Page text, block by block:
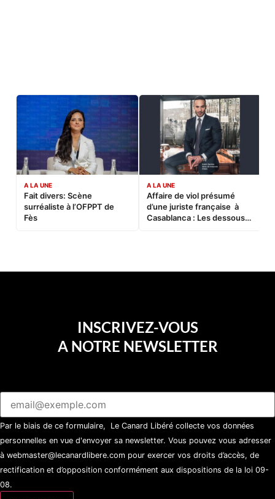
A LA UNE
Fait divers: Scène
surréaliste à l’OFPPT de
Fès
A LA UNE
Affaire de viol présumé
d’une juriste française à
Casablanca : Les dessous
INSCRIVEZ-VOUS
A NOTRE NEWSLETTER
Par le biais de ce formulaire, Le Canard Libéré collecte vos données
personnelles en vue d'envoyer sa newsletter. Vous pouvez vous adresser
à webmaster@lecanardlibere.com pour exercer vos droits d’accès, de
rectification et d’opposition conformément aux dispositions de la loi 09-
08.